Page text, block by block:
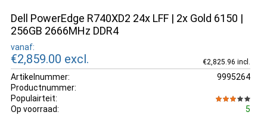
Dell PowerEdge R740XD2 24x LFF | 2x Gold 6150 |
256GB 2666MHz DDR4
vanaf:
€2,859.00 excl. €2,825.96 incl.
Artikelnummer:
9995264
Productnummer:
Populairteit:
Op voorraad:
5